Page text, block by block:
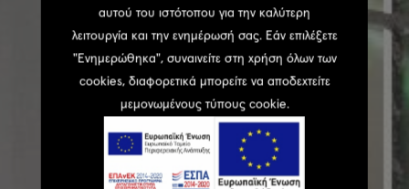
αυτού του ιστότοπου για την καλύτερη
λειτουργία και την ενημέρωσή σας. Εάν επιλέξετε
"Ενημερώθηκα", συναινείτε στη χρήση όλων των
cookies, διαφορετικά μπορείτε να αποδεχτείτε
μεμονωμένους τύπους cookie.